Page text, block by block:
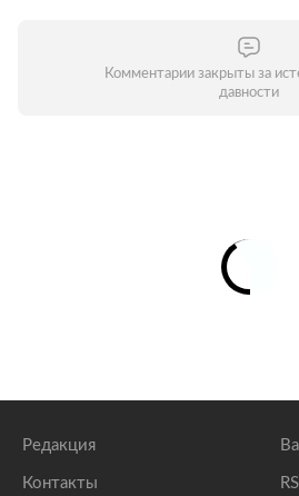
Комментарии закрыты за
давности
Редакция
Контакты